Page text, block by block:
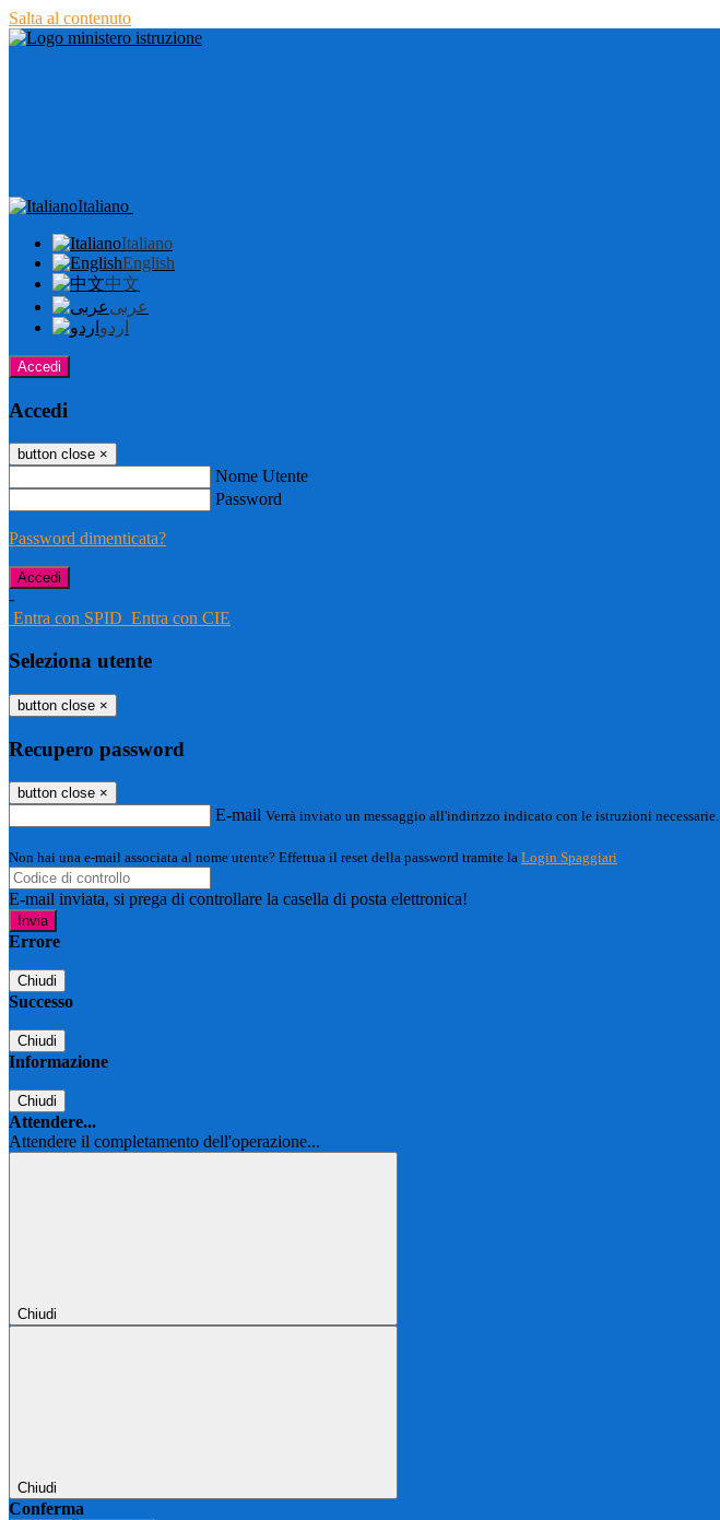
Salta al contenuto
Italiano
Italiano
English
中文
عربى
اردو
Accedi
Accedi
button close ×
Nome Utente
Password
Password dimenticata?
-
Entra con SPID Entra con CIE
Seleziona utente
button close ×
Recupero password
button close ×
E-mail Verrà inviato un messaggio all'indirizzo indicato con le istruzioni necessarie.
Non hai una e-mail associata al nome utente? Effettua il reset della password tramite la Login Spaggiari
E-mail inviata, si prega di controllare la casella di posta elettronica!
Errore
Chiudi
Successo
Chiudi
Informazione
Chiudi
Attendere...
Attendere il completamento dell'operazione...
Chiudi
Chiudi
Conferma